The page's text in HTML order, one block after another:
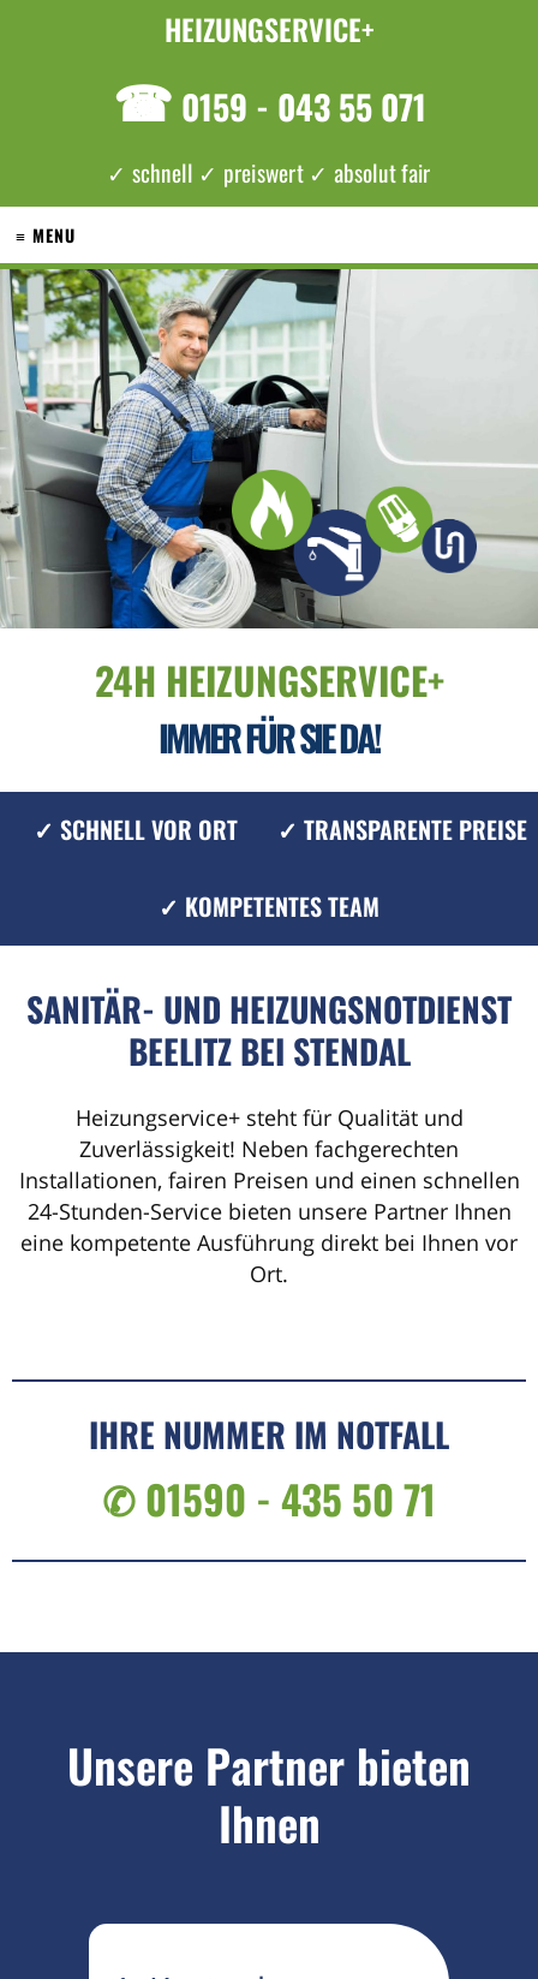
HEIZUNGSERVICE+
☎ 0159 - 043 55 071
✓ schnell ✓ preiswert ✓ absolut fair
≡ MENU
24H HEIZUNGSERVICE+
IMMER FÜR SIE DA!
✓ SCHNELL VOR ORT ✓ TRANSPARENTE PREISE
✓ KOMPETENTES TEAM
SANITÄR- UND HEIZUNGSNOTDIENST
BEELITZ BEI STENDAL
Heizungservice+ steht für Qualität und
Zuverlässigkeit! Neben fachgerechten
Installationen, fairen Preisen und einen schnellen
24-Stunden-Service bieten unsere Partner Ihnen
eine kompetente Ausführung direkt bei Ihnen vor
Ort.
IHRE NUMMER IM NOTFALL
✆ 01590 - 435 50 71
Unsere Partner bieten
Ihnen